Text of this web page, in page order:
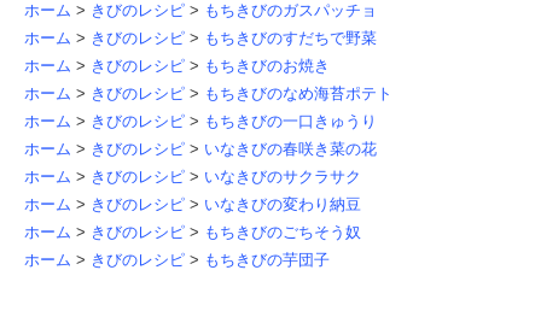
ホーム > きびのレシピ > もちきびのガスパッチョ
ホーム > きびのレシピ > もちきびのすだちで野菜
ホーム > きびのレシピ > もちきびのお焼き
ホーム > きびのレシピ > もちきびのなめ海苔ポテト
ホーム > きびのレシピ > もちきびの一口きゅうり
ホーム > きびのレシピ > いなきびの春咲き菜の花
ホーム > きびのレシピ > いなきびのサクラサク
ホーム > きびのレシピ > いなきびの変わり納豆
ホーム > きびのレシピ > もちきびのごちそう奴
ホーム > きびのレシピ > もちきびの芋団子